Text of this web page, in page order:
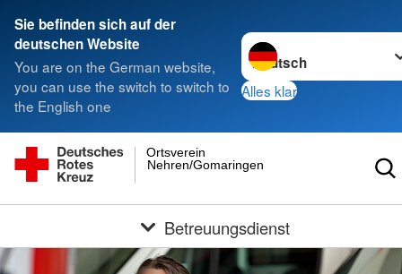
Sie befinden sich auf der
deutschen Website
You are on the German website,
you can use the switch to switch to
the English one
Sprache wechseln zu
Alles klar
Nehren/Gomaringen
Ortsverein
Betreuungsdienst